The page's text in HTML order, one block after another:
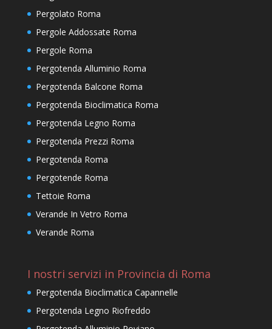
Pergolato Roma
Pergole Addossate Roma
Pergole Roma
Pergotenda Alluminio Roma
Pergotenda Balcone Roma
Pergotenda Bioclimatica Roma
Pergotenda Legno Roma
Pergotenda Prezzi Roma
Pergotenda Roma
Pergotende Roma
Tettoie Roma
Verande In Vetro Roma
Verande Roma
I nostri servizi in Provincia di Roma
Pergotenda Bioclimatica Capannelle
Pergotenda Legno Riofreddo